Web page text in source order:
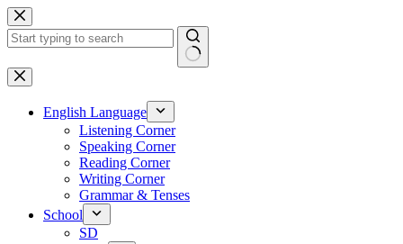
Skip
to
content
No
results
English Language
Listening Corner
Speaking Corner
Reading Corner
Writing Corner
Grammar & Tenses
School
SD